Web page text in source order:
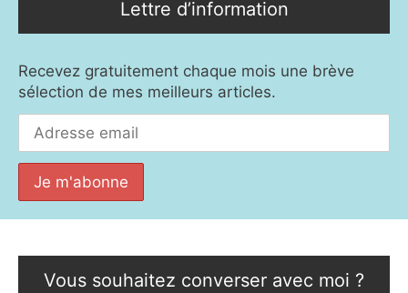
Lettre d’information
Recevez gratuitement chaque mois une brève
sélection de mes meilleurs articles.
Vous souhaitez converser avec moi ?